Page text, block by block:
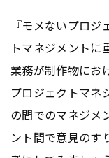
『モメないプロ
トマネジメントに
業務が制作物にお
プロジェクトマネ
の間でのマネジメ
ント間で意見のす